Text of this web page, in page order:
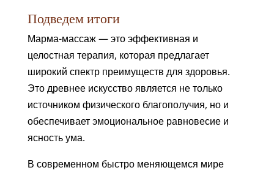
Подведем итоги
Марма-массаж — это эффективная и
целостная терапия, которая предлагает
широкий спектр преимуществ для здоровья.
Это древнее искусство является не только
источником физического благополучия, но и
обеспечивает эмоциональное равновесие и
ясность ума.
В современном быстро меняющемся мире